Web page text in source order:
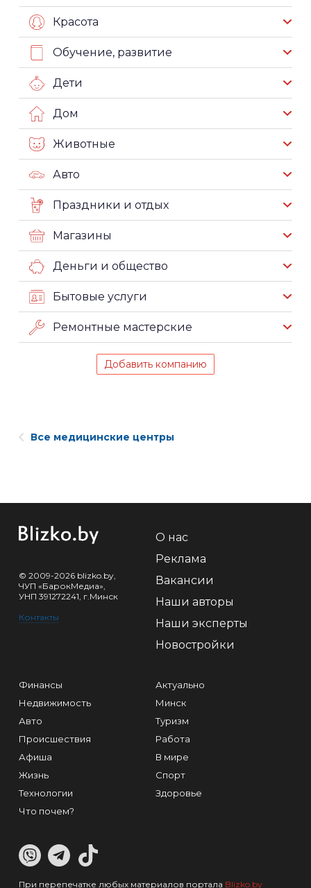
Красота
Обучение, развитие
Дети
Дом
Животные
Авто
Праздники и отдых
Магазины
Деньги и общество
Бытовые услуги
Ремонтные мастерские
Добавить компанию
Все медицинские центры
© 2009-2026 blizko.by,
ЧУП «БарокМедиа»,
УНП 391272241, г.Минск
Контакты
О нас
Реклама
Вакансии
Наши авторы
Наши эксперты
Новостройки
Финансы
Недвижимость
Авто
Происшествия
Афиша
Жизнь
Технологии
Что почем?
Актуально
Минск
Туризм
Работа
В мире
Спорт
Здоровье
При перепечатке любых материалов портала Blizko.by